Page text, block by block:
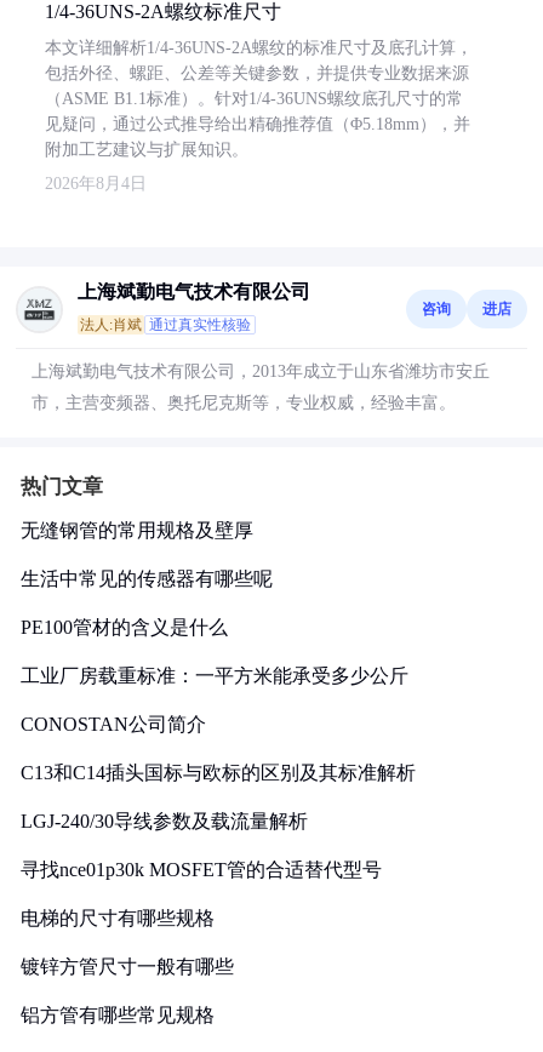
1/4-36UNS-2A螺纹标准尺寸
本文详细解析1/4-36UNS-2A螺纹的标准尺寸及底孔计算，
包括外径、螺距、公差等关键参数，并提供专业数据来源
（ASME B1.1标准）。针对1/4-36UNS螺纹底孔尺寸的常
见疑问，通过公式推导给出精确推荐值（Φ5.18mm），并
附加工艺建议与扩展知识。
2026年8月4日
上海斌勤电气技术有限公司
法人:肖斌 通过真实性核验
咨询 进店
上海斌勤电气技术有限公司，2013年成立于山东省潍坊市安丘
市，主营变频器、奥托尼克斯等，专业权威，经验丰富。
热门文章
无缝钢管的常用规格及壁厚
生活中常见的传感器有哪些呢
PE100管材的含义是什么
工业厂房载重标准：一平方米能承受多少公斤
CONOSTAN公司简介
C13和C14插头国标与欧标的区别及其标准解析
LGJ-240/30导线参数及载流量解析
寻找nce01p30k MOSFET管的合适替代型号
电梯的尺寸有哪些规格
镀锌方管尺寸一般有哪些
铝方管有哪些常见规格